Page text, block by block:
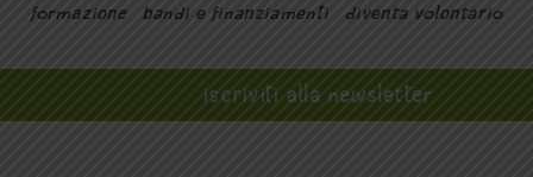
formazione bandi e finanziamenti diventa volontario
iscriviti alla newsletter